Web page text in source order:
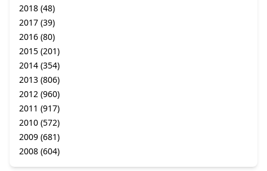
2018 (48)
2017 (39)
2016 (80)
2015 (201)
2014 (354)
2013 (806)
2012 (960)
2011 (917)
2010 (572)
2009 (681)
2008 (604)